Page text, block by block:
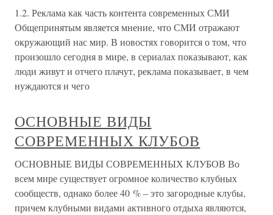
1.2. Реклама как часть контента современных СМИ
Общепринятым является мнение, что СМИ отражают
окружающий нас мир. В новостях говорится о том, что
произошло сегодня в мире, в сериалах показывают, как
люди живут и отчего плачут, реклама показывает, в чем
нуждаются и чего
ОСНОВНЫЕ ВИДЫ
СОВРЕМЕННЫХ КЛУБОВ
ОСНОВНЫЕ ВИДЫ СОВРЕМЕННЫХ КЛУБОВ Во
всем мире существует огромное количество клубных
сообществ, однако более 40 % – это загородные клубы,
причем клубными видами активного отдыха являются,